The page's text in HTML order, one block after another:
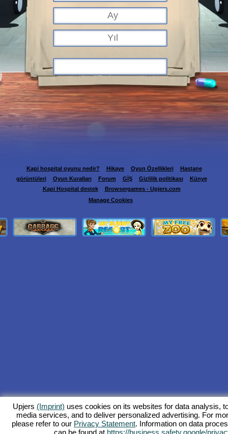
Kapi hospital oyunu nedir? Hikaye Oyun Özellikleri
Hastane
görüntüleri
Oyun Kuralları Forum GİŞ Gizlilik politikası
Künye
Kapi Hospital destek
Browsergames - Upjers.com
Manage Cookies
Upjers (Imprint) uses cookies on its websites for data analysis,
media services, and to deliver personalized advertising. For
please refer to our Privacy Statement. Information on data
can be found at https://business.safety.google/